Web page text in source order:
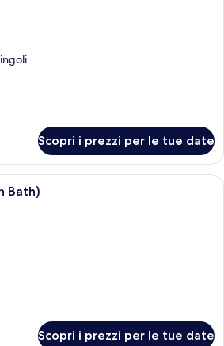
Scopri i prezzi per le tue date
Una camera d'albergo moderna con
Bath)
Scopri i prezzi per le tue date